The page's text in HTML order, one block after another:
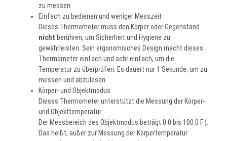
zu messen.
Einfach zu bedienen und weniger Messzeit
Dieses Thermometer muss den Körper oder Gegenstand
nicht berühren, um Sicherheit und Hygiene zu
gewährleisten. Sein ergonomisches Design macht dieses
Thermometer einfach und sehr einfach, um die
Temperatur zu überprüfen. Es dauert nur 1 Sekunde, um zu
messen und abzulesen.
Körper- und Objektmodus
Dieses Thermometer unterstützt die Messung der Körper-
und Objekttemperatur.
Der Messbereich des Objektmodus beträgt 0.0 bis 100.0 F ).
Das heißt, außer zur Messung der Körpertemperatur